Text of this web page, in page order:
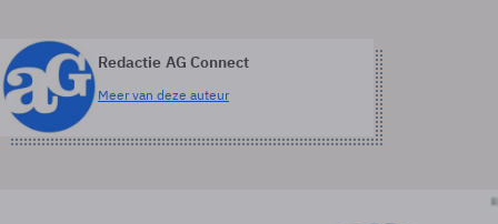
Redactie AG Connect
Meer van deze auteur